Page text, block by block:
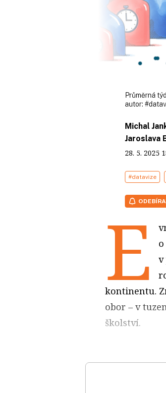
Průměrná
autor:
Michal
Jaroslava
28. 5. 2025
#datavize
E
v
kontinentu.
obor – v
školství.